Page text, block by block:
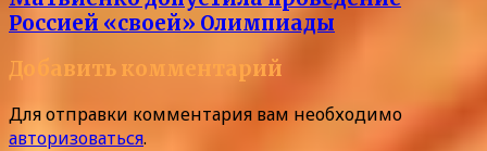
Россией «своей» Олимпиады
Добавить комментарий
Для отправки комментария вам необходимо
авторизоваться.